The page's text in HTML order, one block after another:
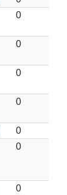
0
0
0
0
0
0
0